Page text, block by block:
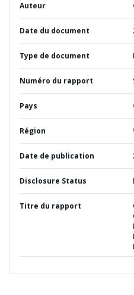
Auteur
Date du document
Type de document
Numéro du rapport
Pays
Région
Date de publication
Disclosure Status
Titre du rapport